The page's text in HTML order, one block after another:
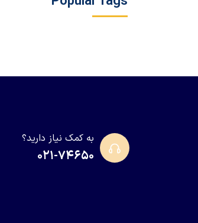
به کمک نیاز دارید؟
۰۲۱-۷۴۶۵۰